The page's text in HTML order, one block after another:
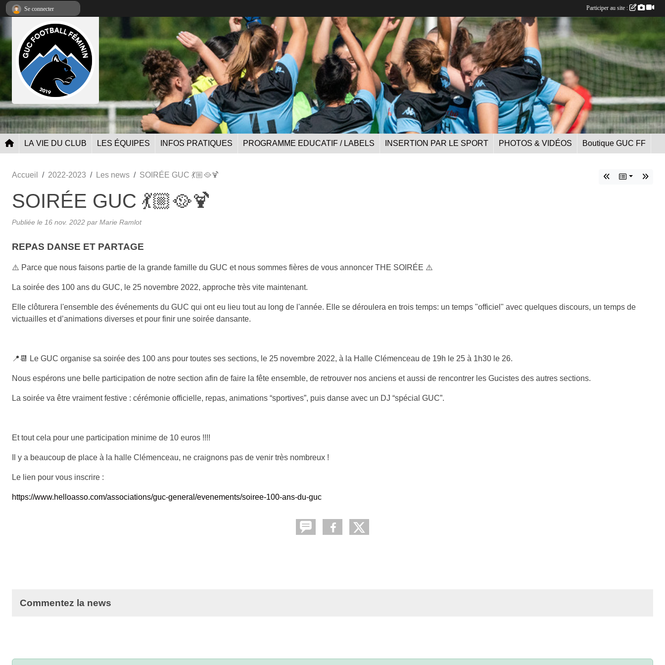
LA VIE DU CLUB LES ÉQUIPES INFOS PRATIQUES PROGRAMME EDUCATIF / LABELS INSERTION PAR LE SPORT PHOTOS & VIDÉOS Boutique GUC FF
Accueil 2022-2023 Les news SOIRÉE GUC 💃🏼🥘🍹
SOIRÉE GUC 💃🏼🥘🍹
Publiée le 16 nov. 2022 par Marie Ramlot
REPAS DANSE ET PARTAGE
⚠️ Parce que nous faisons partie de la grande famille du GUC et nous sommes fières de vous annoncer THE SOIRÉE ⚠️
La soirée des 100 ans du GUC, le 25 novembre 2022, approche très vite maintenant.
Elle clôturera l'ensemble des événements du GUC qui ont eu lieu tout au long de l'année. Elle se déroulera en trois temps: un temps "officiel" avec quelques discours, un temps de
victuailles et d’animations diverses et pour finir une soirée dansante.
📍📆 Le GUC organise sa soirée des 100 ans pour toutes ses sections, le 25 novembre 2022, à la Halle Clémenceau de 19h le 25 à 1h30 le 26.
Nous espérons une belle participation de notre section afin de faire la fête ensemble, de retrouver nos anciens et aussi de rencontrer les Gucistes des autres sections.
La soirée va être vraiment festive : cérémonie officielle, repas, animations “sportives”, puis danse avec un DJ “spécial GUC”.
Et tout cela pour une participation minime de 10 euros !!!!
Il y a beaucoup de place à la halle Clémenceau, ne craignons pas de venir très nombreux !
Le lien pour vous inscrire :
https://www.helloasso.com/associations/guc-general/evenements/soiree-100-ans-du-guc
Commentez la news
Se connecter Participer au site :
Panneau de gestion des cookies